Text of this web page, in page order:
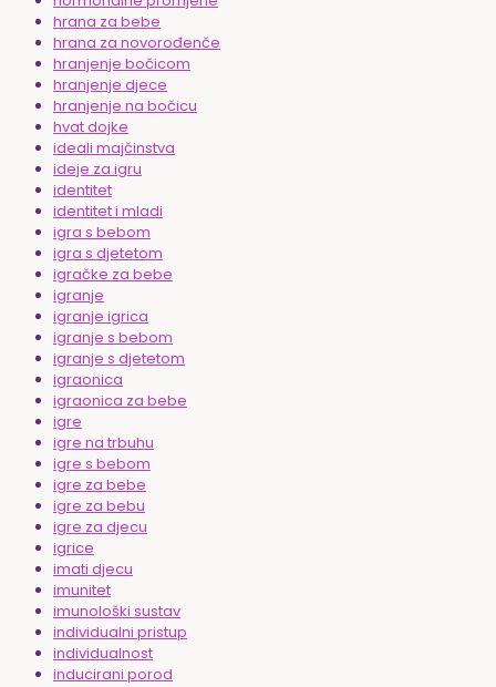
hrana za bebe
hrana za novorođenče
hranjenje bočicom
hranjenje djece
hranjenje na bočicu
hvat dojke
ideali majčinstva
ideje za igru
identitet
identitet i mladi
igra s bebom
igra s djetetom
igračke za bebe
igranje
igranje igrica
igranje s bebom
igranje s djetetom
igraonica
igraonica za bebe
igre
igre na trbuhu
igre s bebom
igre za bebe
igre za bebu
igre za djecu
igrice
imati djecu
imunitet
imunološki sustav
individualni pristup
individualnost
inducirani porod